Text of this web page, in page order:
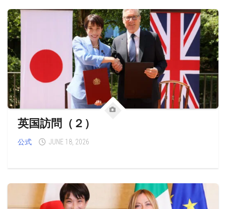
英国訪問（２）
公式 JUNE 18, 2026